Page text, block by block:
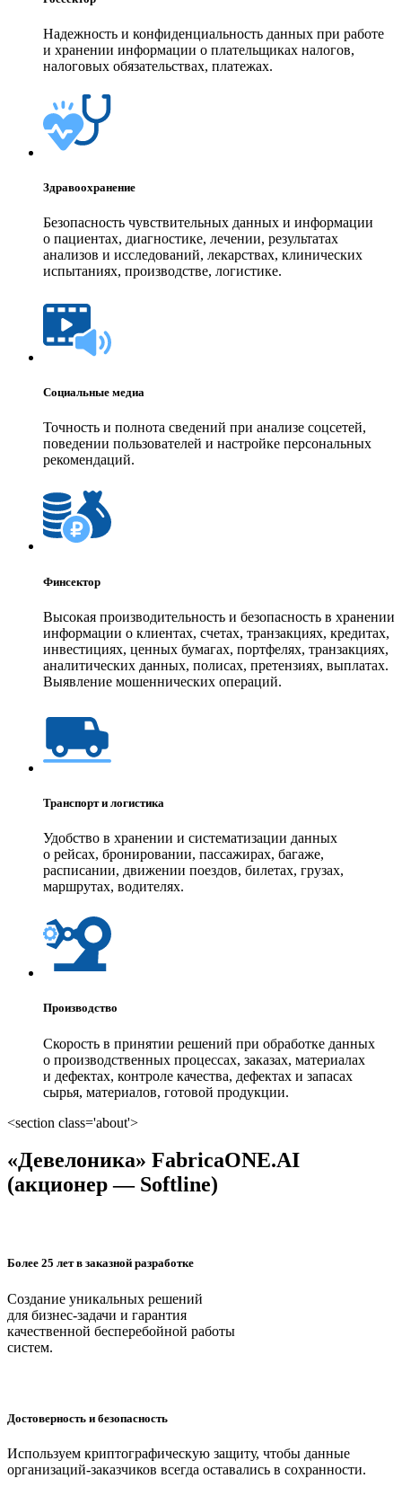
Надежность и конфиденциальность данных при работе
и хранении информации о плательщиках налогов,
налоговых обязательствах, платежах.
Здравоохранение
Безопасность чувствительных данных и информации
о пациентах, диагностике, лечении, результатах
анализов и исследований, лекарствах, клинических
испытаниях, производстве, логистике.
Социальные медиа
Точность и полнота сведений при анализе соцсетей,
поведении пользователей и настройке персональных
рекомендаций.
Финсектор
Высокая производительность и безопасность в хранении
информации о клиентах, счетах, транзакциях, кредитах,
инвестициях, ценных бумагах, портфелях, транзакциях,
аналитических данных, полисах, претензиях, выплатах.
Выявление мошеннических операций.
Транспорт и логистика
Удобство в хранении и систематизации данных
о рейсах, бронировании, пассажирах, багаже,
расписании, движении поездов, билетах, грузах,
маршрутах, водителях.
Производство
Скорость в принятии решений при обработке данных
о производственных процессах, заказах, материалах
и дефектах, контроле качества, дефектах и запасах
сырья, материалов, готовой продукции.
<section class='about'>
«Девелоника» FabricaONE.AI
(акционер — Softline)
Более 25 лет в заказной разработке
Создание уникальных решений
для бизнес-задачи и гарантия
качественной бесперебойной работы
систем.
Достоверность и безопасность
Используем криптографическую защиту, чтобы данные
организаций-заказчиков всегда оставались в сохранности.